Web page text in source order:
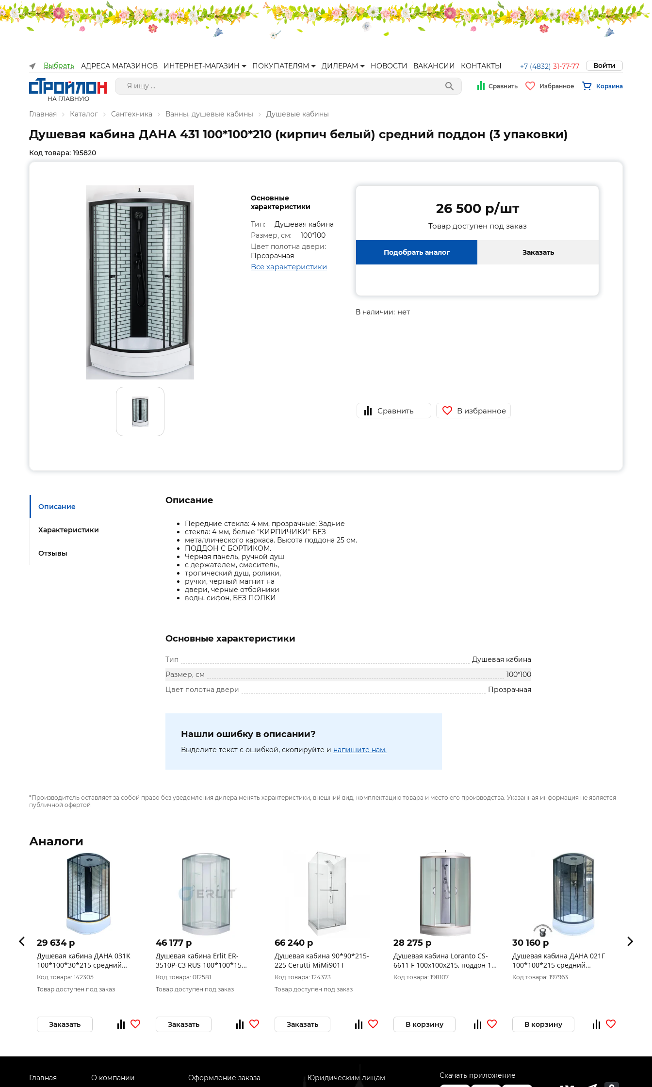
Выбрать АДРЕСА МАГАЗИНОВ ИНТЕРНЕТ-МАГАЗИН ПОКУПАТЕЛЯМ ДИЛЕРАМ НОВОСТИ ВАКАНСИИ КОНТАКТЫ +7 (4832) 31-77-77 Войти
НА ГЛАВНУЮ
Сравнить Избранное Корзина
Главная Каталог Сантехника Ванны, душевые кабины Душевые кабины
Душевая кабина ДАНА 431 100*100*210 (кирпич белый) средний поддон (3 упаковки)
Код товара: 195820
Основные
характеристики
Тип:
Душевая кабина
Размер, см:
100*100
Цвет полотна двери:
Прозрачная
Все характеристики
26 500 p/шт
Товар доступен под заказ
Подобрать аналог Заказать
В наличии: нет
Сравнить В избранное
Описание
Характеристики
Отзывы
Описание
Передние стекла: 4 мм, прозрачные; Задние
стекла: 4 мм, белые "КИРПИЧИКИ" БЕЗ
металлического каркаса. Высота поддона 25 см.
ПОДДОН С БОРТИКОМ.
Черная панель, ручной душ
с держателем, смеситель,
тропический душ, ролики,
ручки, черный магнит на
двери, черные отбойники
воды, сифон, БЕЗ ПОЛКИ
Основные характеристики
Тип
Душевая кабина
Размер, см
100*100
Цвет полотна двери
Прозрачная
Нашли ошибку в описании?
Выделите текст с ошибкой, скопируйте и напишите нам.
*Производитель оставляет за собой право без уведомления дилера менять характеристики, внешний вид, комплектацию товара и место его производства. Указанная информация не является
публичной офертой
Аналоги
29 634 p
Душевая кабина ДАНА 031K
100*100*30*215 средний
поддон
Код товара: 142305
Товар доступен под заказ
Заказать
46 177 p
Душевая кабина Erlit ER-
3510P-C3 RUS 100*100*15
h214
Код товара: 012581
Товар доступен под заказ
Заказать
66 240 p
Душевая кабина 90*90*215-
225 Cerutti MiMi901T
Код товара: 124373
Товар доступен под заказ
Заказать
28 275 p
Душевая кабина Loranto CS-
6611 F 100х100х215, поддон 13
см матовая
Код товара: 198107
В корзину
30 160 p
Душевая кабина ДАНА 021Г
100*100*215 средний
поддон,графит кирпич (3
места)
Код товара: 197963
В корзину
44
Главная О компании Оформление заказа Юридическим лицам Скачать приложение